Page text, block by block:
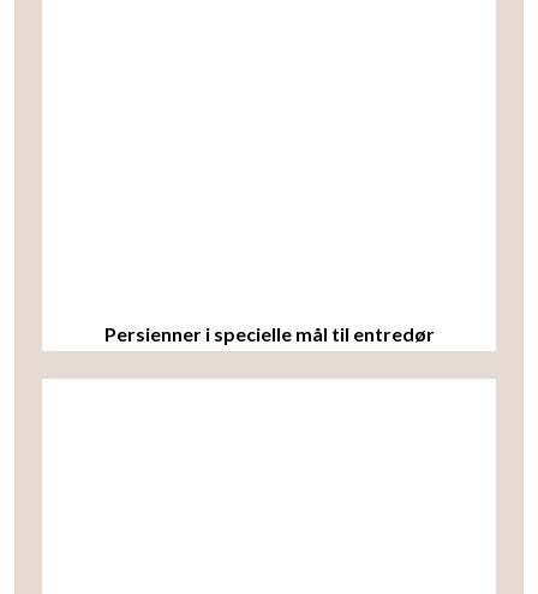
Persienner i specielle mål til entredør